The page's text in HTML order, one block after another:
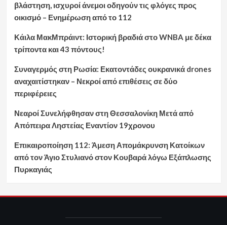
βλάστηση, ισχυροί άνεμοι οδηγούν τις φλόγες προς
οικισμό – Ενημέρωση από το 112
Κάιλα ΜακΜπράιντ: Ιστορική βραδιά στο WNBA με δέκα
τρίποντα και 43 πόντους!
Συναγερμός στη Ρωσία: Εκατοντάδες ουκρανικά drones
αναχαιτίστηκαν – Νεκροί από επιθέσεις σε δύο
περιφέρειες
Νεαροί Συνελήφθησαν στη Θεσσαλονίκη Μετά από
Απόπειρα Ληστείας Εναντίον 19χρονου
Επικαιροποίηση 112: Άμεση Απομάκρυνση Κατοίκων
από τον Άγιο Στυλιανό στον Κουβαρά λόγω Εξάπλωσης
Πυρκαγιάς